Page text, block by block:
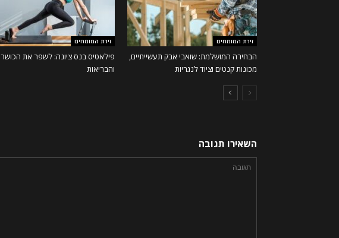
זירת המומחים
הבחירה המושלמת: שואבי אבק תעשייתיים,
מכונות קנטים וציוד לנגריות
זירת המומחים
פילאטיס בנס ציונה: לשפר את הכושר
והבריאות
השאירו תגובה